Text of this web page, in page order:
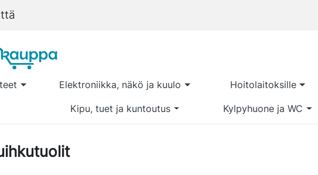
Elektroniikka, näkö ja kuulo Hoitolaitoksille
Kipu, tuet ja kuntoutus Kylpyhuone ja WC